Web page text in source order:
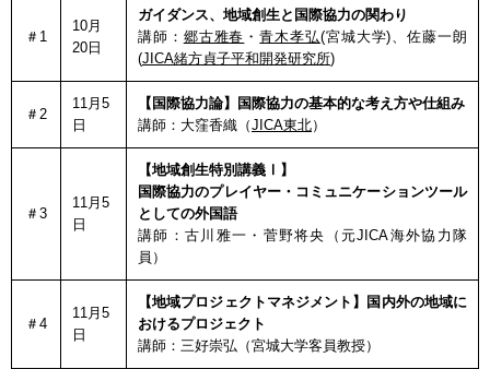
＃1
10月
20日
ガイダンス、地域創生と国際協力の関わり
講師： 郷古雅春 ・青木孝弘(宮城大学)、佐藤一朗
(JICA緒方貞子平和開発研究所)
＃2
11月5
日
【国際協力論】国際協力の基本的な考え方や仕組み
講師：大窪香織（JICA東北）
＃3
11月5
日
【地域創生特別講義Ⅰ】
国際協力のプレイヤー・コミュニケーションツール
としての外国語
講師：古川雅一・菅野将央（元JICA海外協力隊
員）
＃4
11月5
日
【地域プロジェクトマネジメント】
国内外の地域に
おけるプロジェクト
講師：三好崇弘（宮城大学客員教授）